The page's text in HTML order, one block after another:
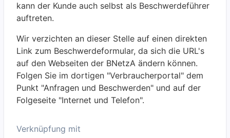
kann der Kunde auch selbst als Beschwerdeführer
auftreten.
Wir verzichten an dieser Stelle auf einen direkten
Link zum Beschwerdeformular, da sich die URL's
auf den Webseiten der BNetzA ändern können.
Folgen Sie im dortigen "Verbraucherportal" dem
Punkt "Anfragen und Beschwerden" und auf der
Folgeseite "Internet und Telefon".
Verknüpfung mit